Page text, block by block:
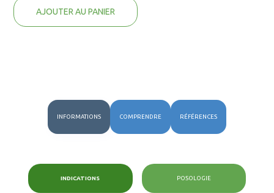
INFORMATIONS COMPRENDRE RÉFÉRENCES
INDICATIONS POSOLOGIE